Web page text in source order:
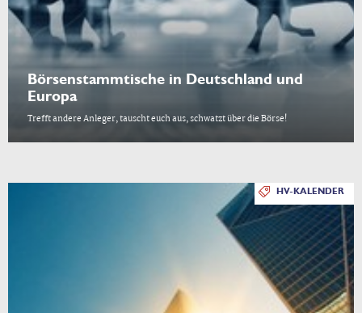
Börsenstammtische in Deutschland und
Europa
Trefft andere Anleger, tauscht euch aus, schwatzt über die Börse!
HV-KALENDER